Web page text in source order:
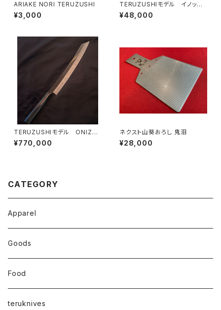
ARIAKE NORI TERUZUSHI
¥3,000
TERUZUSHIモデル イノック
ス正夫 黒檀柄 300
¥48,000
TERUZUSHIモデル ONIZO
RI 剣型 390
¥770,000
ネクスト山葵おろし 鬼泪
¥28,000
CATEGORY
Apparel
Goods
Food
teruknives